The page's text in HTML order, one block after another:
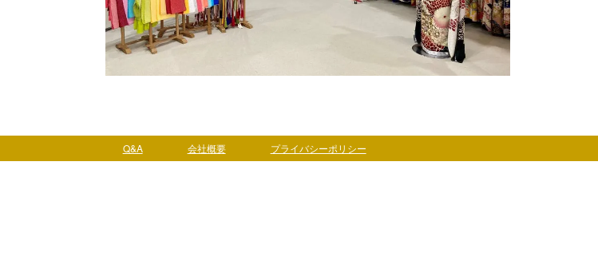
Q&A 会社概要 プライバシーポリシー